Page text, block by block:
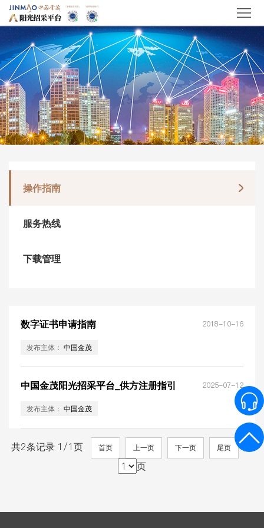
操作指南
服务热线
下载管理
数字证书申请指南 2018-10-16
发布主体： 中国金茂
中国金茂阳光招采平台_供方注册指引 2025-07-12
发布主体： 中国金茂
共2条记录 1/1页 首页 上一页 下一页 尾页
第
页